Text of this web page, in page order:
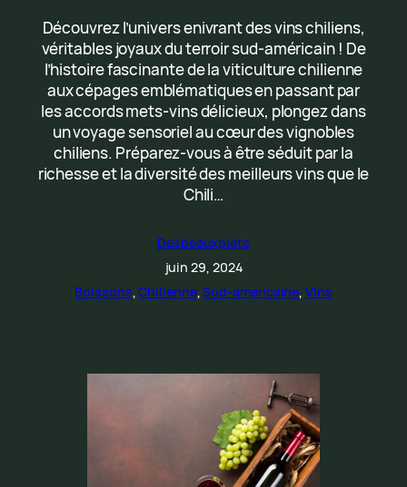
Découvrez l’univers enivrant des vins chiliens,
véritables joyaux du terroir sud-américain ! De
l’histoire fascinante de la viticulture chilienne
aux cépages emblématiques en passant par
les accords mets-vins délicieux, plongez dans
un voyage sensoriel au cœur des vignobles
chiliens. Préparez-vous à être séduit par la
richesse et la diversité des meilleurs vins que le
Chili…
Desbeauxplats
juin 29, 2024
Boissons, Chilienne, Sud-américaine, Vins